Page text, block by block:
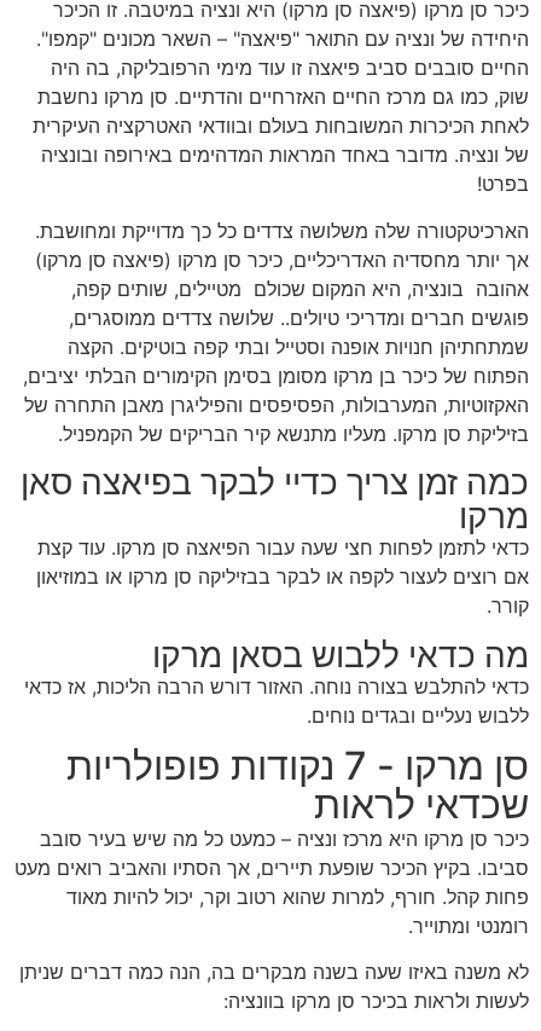
כיכר סן מרקו (פיאצה סן מרקו) היא ונציה במיטבה. זו הכיכר
היחידה של ונציה עם התואר "פיאצה" – השאר מכונים "קמפו".
החיים סובבים סביב פיאצה זו עוד מימי הרפובליקה, בה היה
שוק, כמו גם מרכז החיים האזרחיים והדתיים. סן מרקו נחשבת
לאחת הכיכרות המשובחות בעולם ובוודאי האטרקציה העיקרית
של ונציה. מדובר באחד המראות המדהימים באירופה ובונציה
בפרט!
הארכיטקטורה שלה משלושה צדדים כל כך מדוייקת ומחושבת.
אך יותר מחסדיה האדריכליים, כיכר סן מרקו (פיאצה סן מרקו)
אהובה בונציה, היא המקום שכולם מטיילים, שותים קפה,
פוגשים חברים ומדריכי טיולים.. שלושה צדדים ממוסגרים,
שמתחתיהן חנויות אופנה וסטייל ובתי קפה בוטיקים. הקצה
הפתוח של כיכר בן מרקו מסומן בסימן הקימורים הבלתי יציבים,
האקזוטיות, המערבולות, הפסיפסים והפיליגרן מאבן התחרה של
בזיליקת סן מרקו. מעליו מתנשא קיר הבריקים של הקמפניל.
כמה זמן צריך כדיי לבקר בפיאצה סאן
מרקו
כדאי לתזמן לפחות חצי שעה עבור הפיאצה סן מרקו. עוד קצת
אם רוצים לעצור לקפה או לבקר בבזיליקה סן מרקו או במוזיאון
קורר.
מה כדאי ללבוש בסאן מרקו
כדאי להתלבש בצורה נוחה. האזור דורש הרבה הליכות, אז כדאי
ללבוש נעליים ובגדים נוחים.
סן מרקו - 7 נקודות פופולריות
שכדאי לראות
כיכר סן מרקו היא מרכז ונציה – כמעט כל מה שיש בעיר סובב
סביבו. בקיץ הכיכר שופעת תיירים, אך הסתיו והאביב רואים מעט
פחות קהל. חורף, למרות שהוא רטוב וקר, יכול להיות מאוד
רומנטי ומתוייר.
לא משנה באיזו שעה בשנה מבקרים בה, הנה כמה דברים שניתן
לעשות ולראות בכיכר סן מרקו בוונציה: